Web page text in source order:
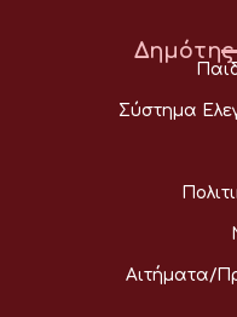
Δημότης
Σύστημα
Αιτήματα/